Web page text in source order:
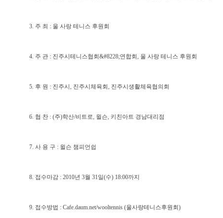
3. 주 최 : 울 사랑 테니스 후원회
4. 주 관 : 진주시테니스협회&#8228;연합회, 울 사랑 테니스 후원회
5. 후 원 : 진주시, 진주시체육회, 진주시생활체육협의회
6. 협 찬 : (주)학산/비트로, 윌슨, 키친아트 경남대리점
7. 사 용 구 : 윌슨 챔피언쉽
8. 접수마감 : 2010년 3월 31일(수) 18:00까지
9. 접수방법 : Cafe.daum.net/wooltennis (울사랑테니스후원회)